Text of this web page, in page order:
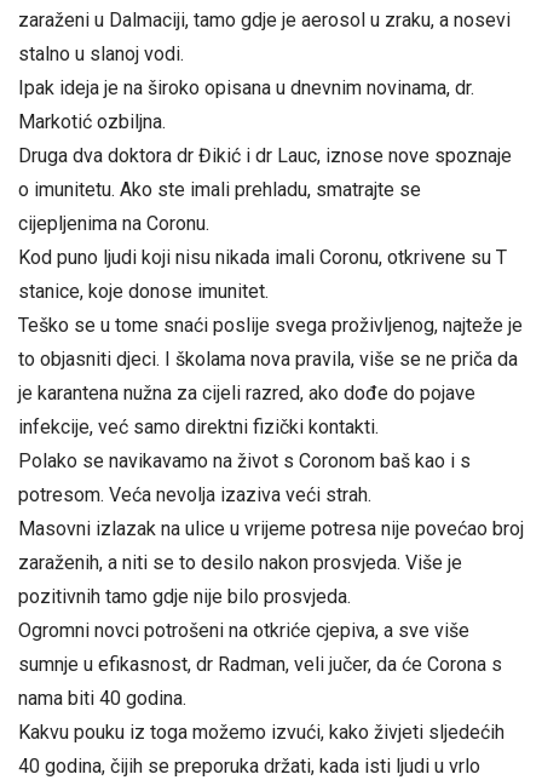
zaraženi u Dalmaciji, tamo gdje je aerosol u zraku, a nosevi
stalno u slanoj vodi.
Ipak ideja je na široko opisana u dnevnim novinama, dr.
Markotić ozbiljna.
Druga dva doktora dr Đikić i dr Lauc, iznose nove spoznaje
o imunitetu. Ako ste imali prehladu, smatrajte se
cijepljenima na Coronu.
Kod puno ljudi koji nisu nikada imali Coronu, otkrivene su T
stanice, koje donose imunitet.
Teško se u tome snaći poslije svega proživljenog, najteže je
to objasniti djeci. I školama nova pravila, više se ne priča da
je karantena nužna za cijeli razred, ako dođe do pojave
infekcije, već samo direktni fizički kontakti.
Polako se navikavamo na život s Coronom baš kao i s
potresom. Veća nevolja izaziva veći strah.
Masovni izlazak na ulice u vrijeme potresa nije povećao broj
zaraženih, a niti se to desilo nakon prosvjeda. Više je
pozitivnih tamo gdje nije bilo prosvjeda.
Ogromni novci potrošeni na otkriće cjepiva, a sve više
sumnje u efikasnost, dr Radman, veli jučer, da će Corona s
nama biti 40 godina.
Kakvu pouku iz toga možemo izvući, kako živjeti sljedećih
40 godina, čijih se preporuka držati, kada isti ljudi u vrlo